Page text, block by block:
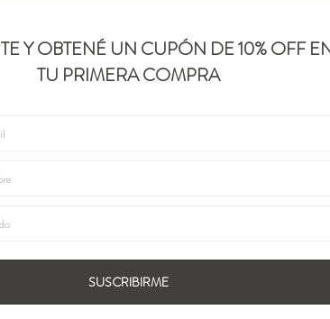
Y OBTENÉ UN CUPÓN DE 10% OFF
TU PRIMERA COMPRA
SUSCRIBIRME
QUIENES SOMOS